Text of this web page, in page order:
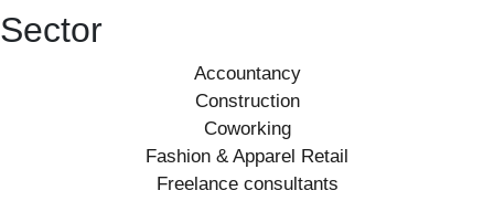
Sector
Accountancy
Construction
Coworking
Fashion & Apparel Retail
Freelance consultants